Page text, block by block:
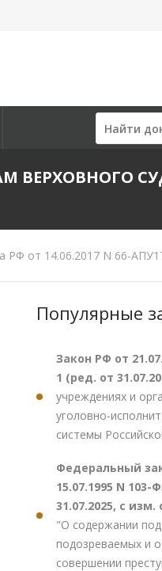
ВЕРХОВНОГО
РФ от 14.06.2017 N 66-
Популярные
Закон РФ от
1 (ред. от
учреждениях и
уголовно-
системы
Федеральный
15.07.1995 N 103-
31.07.2025, с изм.
"О содержании
подозреваемых и
совершении